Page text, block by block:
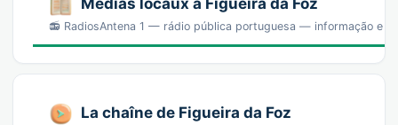
Médias locaux à Figueira da Foz
📻 RadiosAntena 1 — rádio pública portuguesa — informação e
La chaîne de Figueira da Foz